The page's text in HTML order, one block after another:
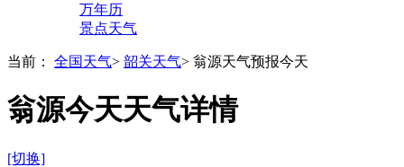
万年历
景点天气
当前： 全国天气> 韶关天气> 翁源天气预报今天
翁源今天天气详情
[切换]